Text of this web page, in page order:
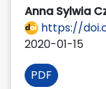
Anna Sylwia
https://
2020-01-15
PDF